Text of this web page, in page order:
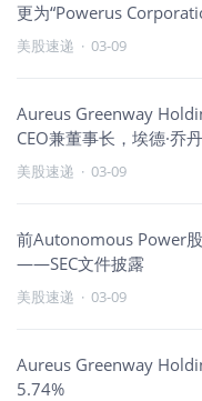
更为“Powerus
美股速递 · 03-09
Aureus Greenway
CEO兼董事长，埃德·乔
美股速递 · 03-09
前Autonomous Power
——SEC文件披露
美股速递 · 03-09
Aureus Greenway
5.74%